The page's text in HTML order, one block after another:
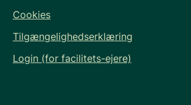
Cookies
Tilgængelighedserklæring
Login (for facilitets-ejere)